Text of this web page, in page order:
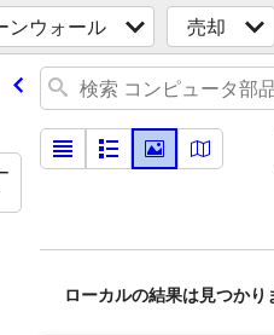
ンウォール 売却
ローカルの結果は見つかり